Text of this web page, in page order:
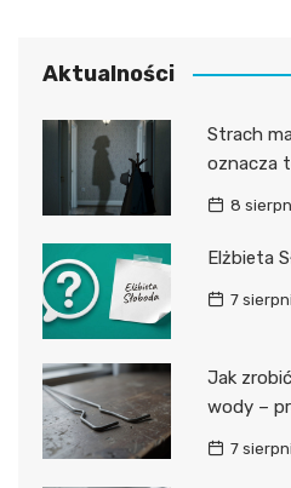
Aktualności
Strach
oznacza
8
Elżbieta
7
Jak
wody –
7